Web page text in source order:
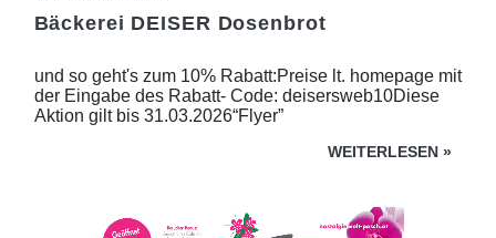
Bäckerei DEISER Dosenbrot
und so geht's zum 10% Rabatt:Preise lt. homepage mit
der Eingabe des Rabatt- Code: deisersweb10Diese
Aktion gilt bis 31.03.2026“Flyer”
WEITERLESEN »